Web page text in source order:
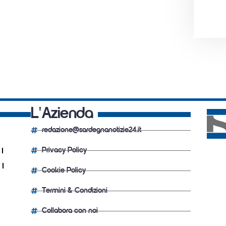
L'Azienda
redazione@sardegnanotizie24.it
Privacy Policy
Cookie Policy
Termini & Condizioni
Collabora con noi